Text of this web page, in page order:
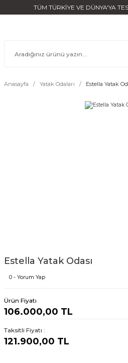
TÜM TÜRKİYE VE DÜNYA'YA
Anasayfa Yatak Odaları Estella Yatak
Estella Yatak Odası
0 - Yorum Yap
Ürün Fiyatı
106.000,00 TL
Taksitli Fiyatı :
121.900,00 TL